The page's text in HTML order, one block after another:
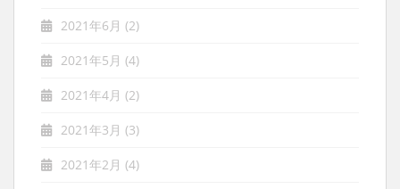
2021年6月 (2)
2021年5月 (4)
2021年4月 (2)
2021年3月 (3)
2021年2月 (4)